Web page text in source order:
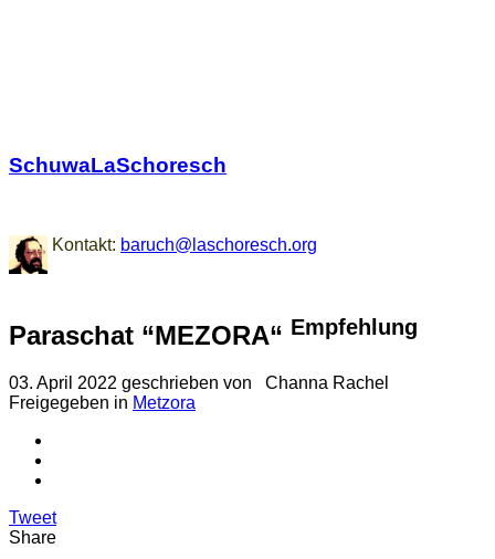
SchuwaLaSchoresch
Kontakt: baruch@laschoresch.org
Paraschat “MEZORA“ Empfehlung
03. April 2022 geschrieben von
Channa Rachel
Freigegeben in Metzora
Tweet
Share